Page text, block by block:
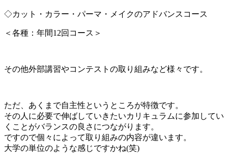
◇カット・カラー・パーマ・メイクのアドバンスコース
＜各種：年間12回コース＞
その他外部講習やコンテストの取り組みなど様々です。
ただ、あくまで自主性というところが特徴です。
その人に必要で伸ばしていきたいカリキュラムに参加してい
くことがバランスの良さにつながります。
ですので個々によって取り組みの内容が違います。
大学の単位のような感じですかね(笑)